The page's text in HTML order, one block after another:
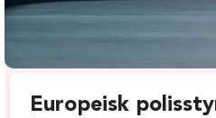
Europeisk